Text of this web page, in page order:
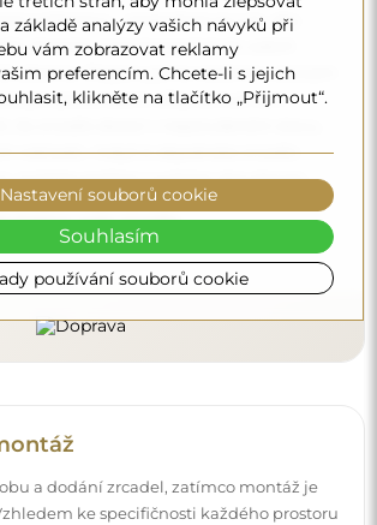
o přepravu – postaráme se o to, aby
dorazilo zcela bezpečně do vašich
zdarma. Disponujeme vlastním vozovým
personálem, díky čemuž vám
nákladů. I když si objednáte zrcadlo
můžete počítat s rychlým doručením.
balíme naše zrcadla.
a dodání zrcadel, zatímco montáž je
ke specifičnosti každého prostoru
základě analýzy vašich návyků při
vám zobrazovat reklamy
preferencím. Chcete-li s jejich
klikněte na tlačítko „Přijmout“.
používání souborů cookie
Nastavení souborů cookie
Souhlasím